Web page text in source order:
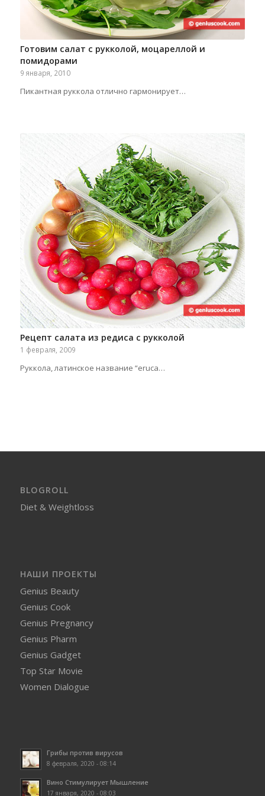
Готовим салат с рукколой, моцареллой и
помидорами
9 января, 2010
Пикантная руккола отлично гармонирует…
Рецепт салата из редиса с рукколой
1 февраля, 2009
Руккола, латинское название “eruca…
BLOGROLL
Diet & Weightloss
НАШИ ПРОЕКТЫ
Genius Beauty
Genius Cook
Genius Pregnancy
Genius Pharm
Genius Gadget
Top Star Movie
Women Dialogue
Грибы против вирусов
8 февраля, 2020 - 08:14
Вино Стимулирует Мышление
17 января, 2020 - 08:03